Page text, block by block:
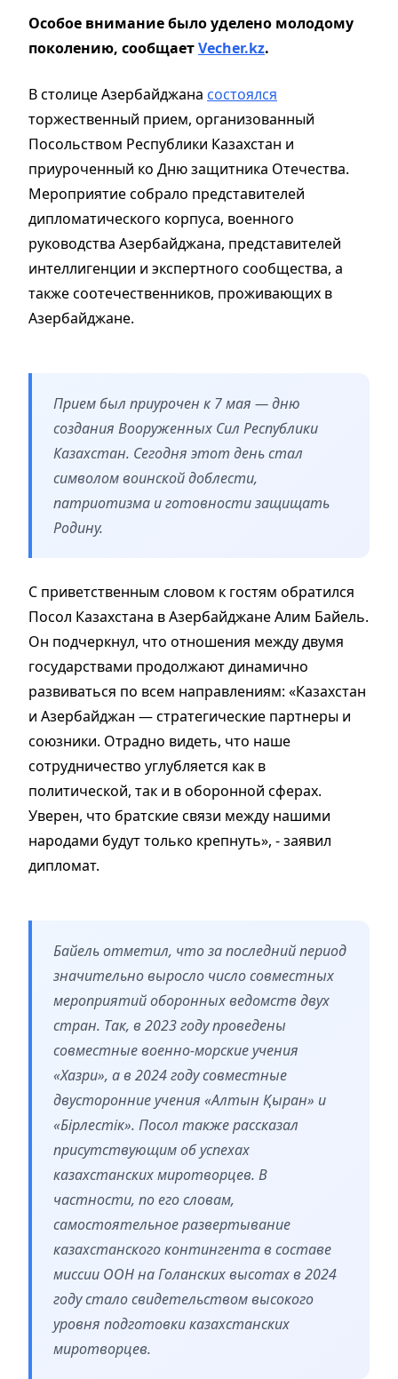
Особое внимание было уделено молодому
поколению, сообщаетVecher.kz.
В столице Азербайджана состоялся
торжественный прием, организованный
Посольством Республики Казахстан и
приуроченный ко Дню защитника Отечества.
Мероприятие собрало представителей
дипломатического корпуса, военного
руководства Азербайджана, представителей
интеллигенции и экспертного сообщества, а
также соотечественников, проживающих в
Азербайджане.
Прием был приурочен к 7 мая — дню
создания Вооруженных Сил Республики
Казахстан. Сегодня этот день стал
символом воинской доблести,
патриотизма и готовности защищать
Родину.
С приветственным словом к гостям обратился
Посол Казахстана в Азербайджане Алим Байель.
Он подчеркнул, что отношения между двумя
государствами продолжают динамично
развиваться по всем направлениям: «Казахстан
и Азербайджан — стратегические партнеры и
союзники. Отрадно видеть, что наше
сотрудничество углубляется как в
политической, так и в оборонной сферах.
Уверен, что братские связи между нашими
народами будут только крепнуть», - заявил
дипломат.
Байель отметил, что за последний период
значительно выросло число совместных
мероприятий оборонных ведомств двух
стран. Так, в 2023 году проведены
совместные военно-морские учения
«Хазри», а в 2024 году совместные
двусторонние учения «Алтын Қыран» и
«Бірлестік». Посол также рассказал
присутствующим об успехах
казахстанских миротворцев. В
частности, по его словам,
самостоятельное развертывание
казахстанского контингента в составе
миссии ООН на Голанских высотах в 2024
году стало свидетельством высокого
уровня подготовки казахстанских
миротворцев.